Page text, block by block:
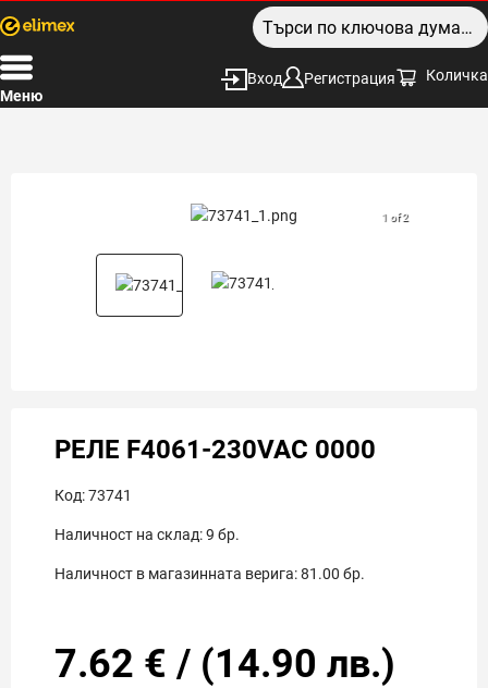
Меню
Вход Регистрация Количка
1 of 2
РЕЛЕ F4061-230VAC 0000
Код:73741
Наличност на склад:9 бр.
Наличност в магазинната верига:81.00 бр.
7.62 € / (14.90 лв.)